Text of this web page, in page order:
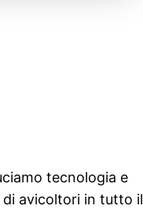
tecnologia e
avicoltori in tutto il